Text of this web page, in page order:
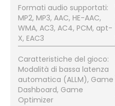
Formati audio supportati:
MP2, MP3, AAC, HE-AAC,
WMA, AC3, AC4, PCM, apt-
X, EAC3
Caratteristiche del gioco:
Modalità di bassa latenza
automatica (ALLM), Game
Dashboard, Game
Optimizer